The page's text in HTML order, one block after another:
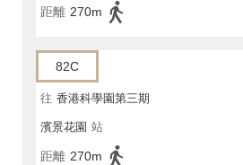
距離 270m
82C
往 香港科學園第三期
濱景花園 站
距離 270m